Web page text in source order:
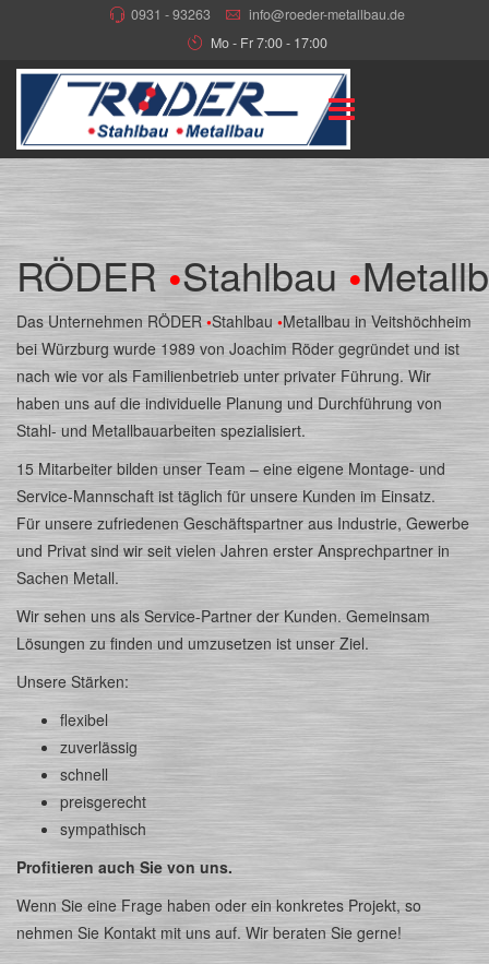
0931 - 93263
info@roeder-metallbau.de
Mo - Fr 7:00 - 17:00
RÖDER •Stahlbau•
Das Unternehmen RÖDER •Stahlbau •Metallbau in Veitshöchheim
bei Würzburg wurde 1989 von Joachim Röder gegründet und ist
nach wie vor als Familienbetrieb unter privater Führung. Wir
haben uns auf die individuelle Planung und Durchführung von
Stahl- und Metallbauarbeiten spezialisiert.
15 Mitarbeiter bilden unser Team – eine eigene Montage- und
Service-Mannschaft ist täglich für unsere Kunden im Einsatz.
Für unsere zufriedenen Geschäftspartner aus Industrie, Gewerbe
und Privat sind wir seit vielen Jahren erster Ansprechpartner in
Sachen Metall.
Wir sehen uns als Service-Partner der Kunden. Gemeinsam
Lösungen zu finden und umzusetzen ist unser Ziel.
Unsere Stärken:
flexibel
zuverlässig
schnell
preisgerecht
sympathisch
Profitieren auch Sie von uns.
Wenn Sie eine Frage haben oder ein konkretes Projekt, so
nehmen Sie Kontakt mit uns auf. Wir beraten Sie gerne!